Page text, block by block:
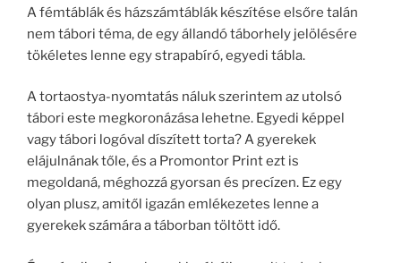
A fémtáblák és házszámtáblák készítése elsőre talán
nem tábori téma, de egy állandó táborhely jelölésére
tökéletes lenne egy strapabíró, egyedi tábla.
A tortaostya-nyomtatás náluk szerintem az utolsó
tábori este megkoronázása lehetne. Egyedi képpel
vagy tábori logóval díszített torta? A gyerekek
elájulnának tőle, és a Promontor Print ezt is
megoldaná, méghozzá gyorsan és precízen. Ez egy
olyan plusz, amitől igazán emlékezetes lenne a
gyerekek számára a táborban töltött idő.